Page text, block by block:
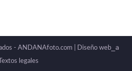
- ANDANAfoto.com | Diseño web _a
Textos legales